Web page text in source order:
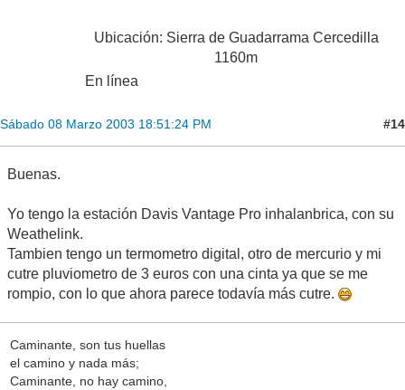
Ubicación: Sierra de Guadarrama Cercedilla
1160m
En línea
Sábado 08 Marzo 2003 18:51:24 PM #14
Buenas.
Yo tengo la estación Davis Vantage Pro inhalanbrica, con su
Weathelink.
Tambien tengo un termometro digital, otro de mercurio y mi
cutre pluviometro de 3 euros con una cinta ya que se me
rompio, con lo que ahora parece todavía más cutre.
Caminante, son tus huellas
el camino y nada más;
Caminante, no hay camino,